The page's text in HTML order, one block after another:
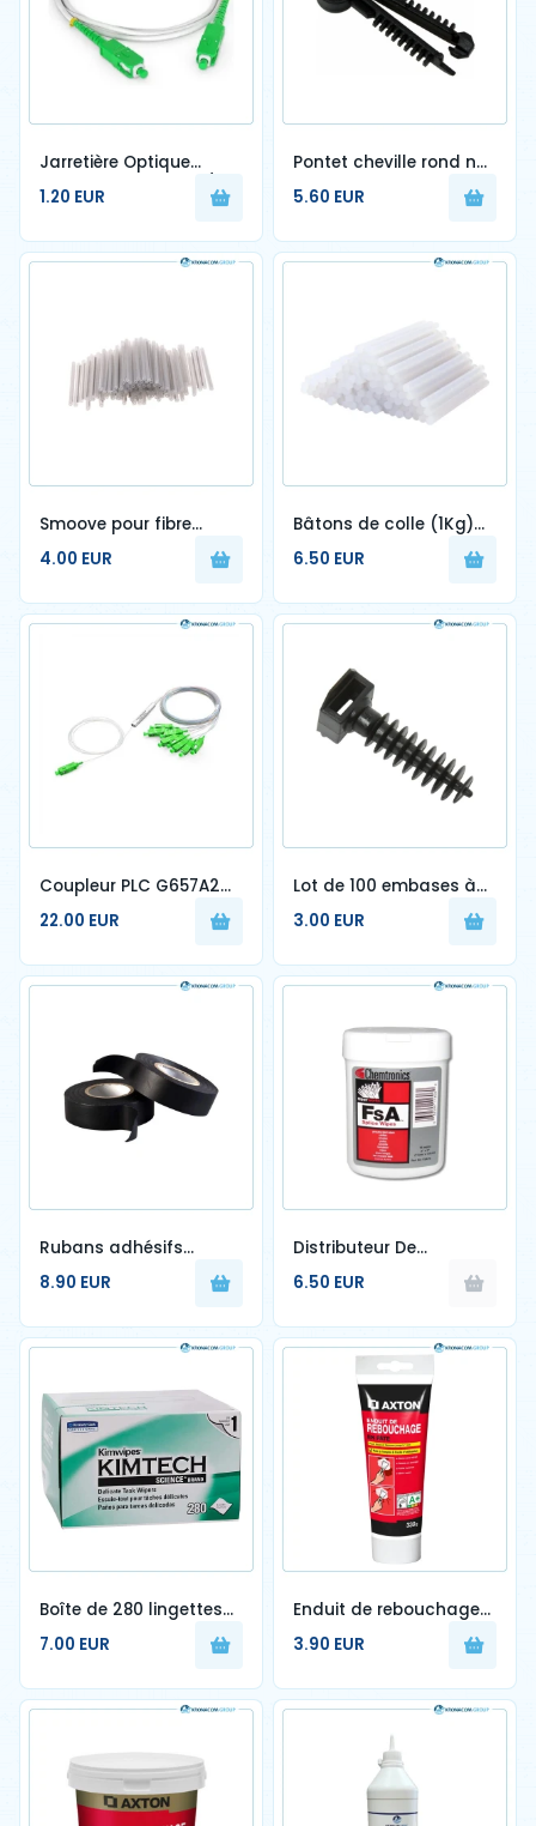
Jarretière Optique
longueur L-2,0m SC/
APC-SC/UPC
1.20 EUR
Pontet cheville rond noir
– par 100 ( Fiala)
5.60 EUR
Smoove pour fibre
optique 100pcs
4.00 EUR
Bâtons de colle (1Kg)
qualité premium
6.50 EUR
Coupleur PLC G657A2
connectorisé
Dimensions 1/8
22.00 EUR
Lot de 100 embases à
chevilles noir
3.00 EUR
Rubans adhésifs
isolants noirs (scotch
Kronacom ) – par 8
8.90 EUR
Distributeur De
Lingettes Pré-Saturées
Pour Raccordeur FO
6.50 EUR
Boîte de 280 lingettes
de nettoyage KIMTECH
7.00 EUR
Enduit de rebouchage
AXTON 0.33 kg en pâte,
pour plaque de plâtre
3.90 EUR